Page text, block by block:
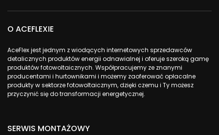
O ACEFLEXIE
AceFlex jest jednym z wiodących internetowych sprzedawców
detalicznych produktów energii odnawialnej i oferuje szeroką gamę
produktów fotowoltaicznych. Współpracujemy ze znanymi
producentami i hurtownikami i możemy zaoferować opłacalne
produkty w sektorze fotowoltaicznym, dzięki czemu i Ty możesz
przyczynić się do transformacji energetycznej.
SERWIS MONTAŻOWY